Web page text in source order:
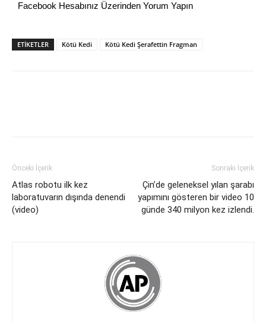
Facebook Hesabınız Üzerinden Yorum Yapın
ETİKETLER Kötü Kedi Kötü Kedi Şerafettin Fragman
Önceki İçerik
Atlas robotu ilk kez
laboratuvarın dışında denendi
(video)
Sonraki İçerik
Çin’de geleneksel yılan şarabı
yapımını gösteren bir video 10
günde 340 milyon kez izlendi.